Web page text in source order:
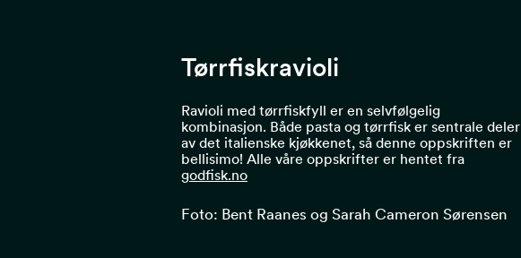
Tørrfiskravioli
Ravioli med tørrfiskfyll er en selvfølgelig
kombinasjon. Både pasta og tørrfisk er sentrale deler
av det italienske kjøkkenet, så denne oppskriften er
bellisimo! Alle våre oppskrifter er hentet fra
godfisk.no
Foto: Bent Raanes og Sarah Cameron Sørensen